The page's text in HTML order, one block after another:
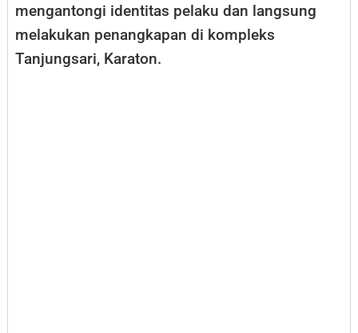
mengantongi identitas pelaku dan langsung
melakukan penangkapan di kompleks
Tanjungsari, Karaton.